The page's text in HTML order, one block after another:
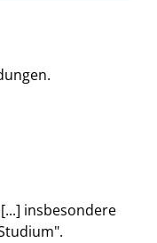
insbesondere